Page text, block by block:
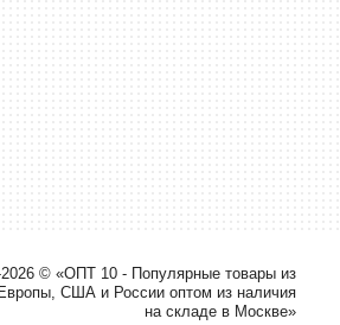
2026 © «ОПТ 10 - Популярные товары из
США и России оптом из наличия
на складе в Москве»